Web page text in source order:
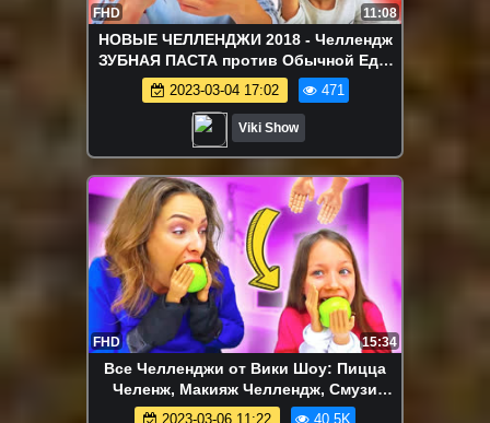
FHD 11:08
НОВЫЕ ЧЕЛЛЕНДЖИ 2018 - Челлендж
ЗУБНАЯ ПАСТА против Обычной Еды
Паста со Вкусом Бекона и Васаби /
Вики Шоу
2023-03-04 17:02 471
Viki Show
FHD 15:34
Все Челленджи от Вики Шоу: Пицца
Челенж, Макияж Челлендж, Смузи
Челлендж, Блинный Челлендж и др. -
2023-03-06 11:22 40.5K